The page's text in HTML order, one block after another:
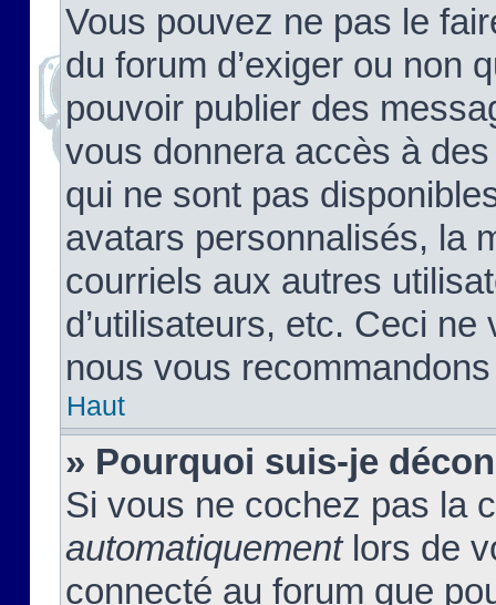
Vous pouvez ne pas le
du forum d’exiger ou non
pouvoir publier des
vous donnera accès à
qui ne sont pas
avatars personnalisés, la
courriels aux autres
d’utilisateurs, etc. Ceci
nous vous
Haut
» Pourquoi suis-je
Si vous ne cochez pas la
automatiquementlors de
connecté au forum que